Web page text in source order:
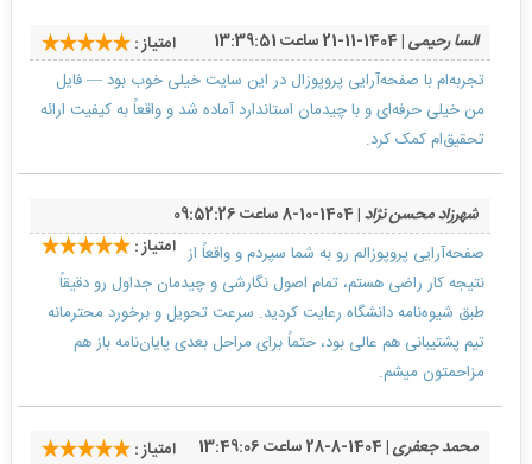
السا رحیمی| 1404-11-21 ساعت 13:39:51
امتیاز :
تجربه‌ام با صفحه‌آرایی پروپوزال در این سایت خیلی خوب بود — فایل
من خیلی حرفه‌ای و با چیدمان استاندارد آماده شد و واقعاً به کیفیت ارائه
تحقیق‌ام کمک کرد.
شهرزاد محسن نژاد| 1404-10-8 ساعت 09:52:26
امتیاز : صفحه‌آرایی پروپوزالم رو به شما سپردم و واقعاً از
نتیجه کار راضی هستم، تمام اصول نگارشی و چیدمان جداول رو دقیقاً
طبق شیوه‌نامه دانشگاه رعایت کردید. سرعت تحویل و برخورد محترمانه
تیم پشتیبانی هم عالی بود، حتماً برای مراحل بعدی پایان‌نامه باز هم
مزاحمتون میشم.
محمد جعفری| 1404-8-28 ساعت 13:49:06
امتیاز :